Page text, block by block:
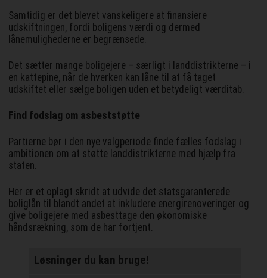
Samtidig er det blevet vanskeligere at finansiere
udskiftningen, fordi boligens værdi og dermed
lånemulighederne er begrænsede.
Det sætter mange boligejere – særligt i landdistrikterne – i
en kattepine, når de hverken kan låne til at få taget
udskiftet eller sælge boligen uden et betydeligt værditab.
Find fodslag om asbeststøtte
Partierne bør i den nye valgperiode finde fælles fodslag i
ambitionen om at støtte landdistrikterne med hjælp fra
staten.
Her er et oplagt skridt at udvide det statsgaranterede
boliglån til blandt andet at inkludere energirenoveringer og
give boligejere med asbesttage den økonomiske
håndsrækning, som de har fortjent.
Løsninger du kan bruge!